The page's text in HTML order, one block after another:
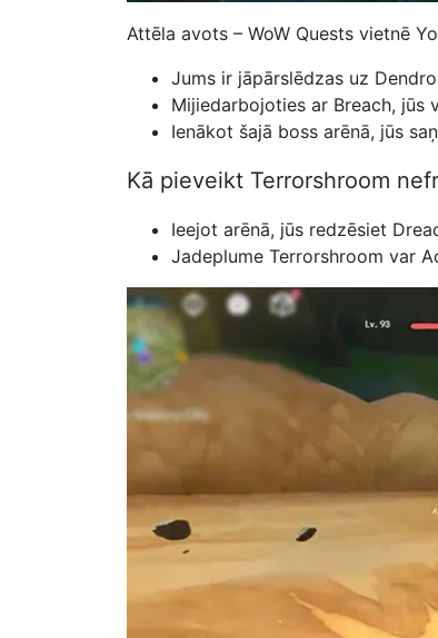
Attēla avots – WoW Quests vietnē
Jums ir jāpārslēdzas uz
Mijiedarbojoties ar Breach, jūs
Ienākot šajā boss arēnā, jūs
Kā pieveikt Terrorshroom
Ieejot arēnā, jūs redzēsiet
Jadeplume Terrorshroom var